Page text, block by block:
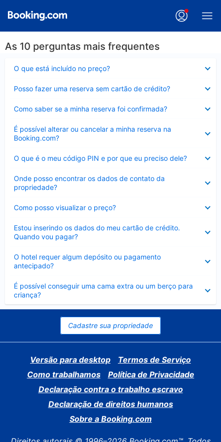
As 10 perguntas mais frequentes
O que está incluído no preço?
Posso fazer uma reserva sem cartão de crédito?
Como saber se a minha reserva foi confirmada?
É possível alterar ou cancelar a minha reserva na
Booking.com?
Contraído
O que é o meu código PIN e por que eu preciso dele?
Onde posso encontrar os dados de contato da
propriedade?
Como posso visualizar o preço?
Estou inserindo os dados do meu cartão de crédito.
Quando vou pagar?
O hotel requer algum depósito ou pagamento
antecipado?
É possível conseguir uma cama extra ou um berço para
criança?
Contraído
Cadastre sua propriedade
Versão para desktop
Termos de Serviço
Como trabalhamos
Política de Privacidade
Declaração contra o trabalho escravo
Declaração de direitos humanos
Sobre a Booking.com